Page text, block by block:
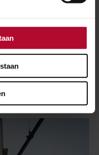
binnen